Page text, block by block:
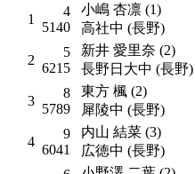
1
4
5140
小嶋 杏凛 (1)
高社中 (長野)
2
5
6215
新井 愛里奈 (2)
長野日大中 (長野)
3
8
5789
東方 楓 (2)
犀陵中 (長野)
4
9
6041
内山 結菜 (3)
広徳中 (長野)